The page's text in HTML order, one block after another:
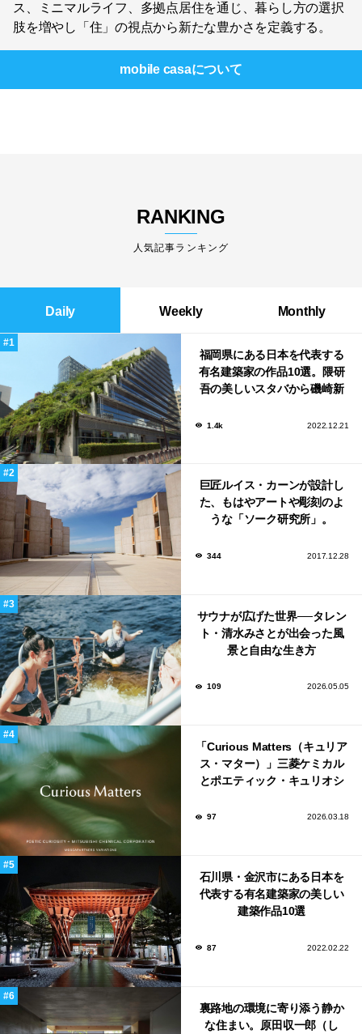
ス、ミニマルライフ、多拠点居住を通じ、暮らし方の選択
肢を増やし「住」の視点から新たな豊かさを定義する。
mobile casaについて
RANKING
人気記事ランキング
Daily Weekly Monthly
福岡県にある日本を代表する
有名建築家の作品10選。隈研
吾の美しいスタバから磯崎新
1.4k 2022.12.21
巨匠ルイス・カーンが設計し
た、もはやアートや彫刻のよ
うな「ソーク研究所」。
344 2017.12.28
サウナが広げた世界──タレン
ト・清水みさとが出会った風
景と自由な生き方
109 2026.05.05
「Curious Matters（キュリア
ス・マター）」三菱ケミカル
とポエティック・キュリオシ
ンウィーク2026で初出展
97 2026.03.18
石川県・金沢市にある日本を
代表する有名建築家の美しい
建築作品10選
87 2022.02.22
裏路地の環境に寄り添う静か
な住まい。原田収一郎（し